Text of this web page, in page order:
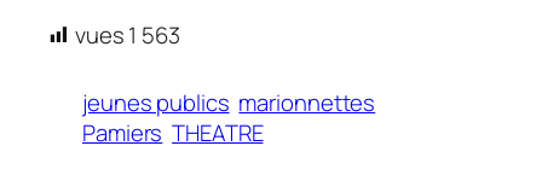
vues1 563
jeunes publics marionnettes
Pamiers THEATRE